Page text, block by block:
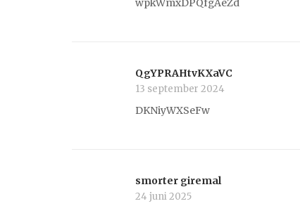
QgYPRAHtvKXaVC
13 september 2024
DKNiyWXSeFw
smorter giremal
24 juni 2025